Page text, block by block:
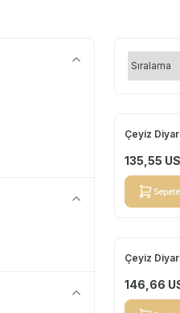
Yeni
Çeyiz
135,55
Yeni
Çeyiz
146,66